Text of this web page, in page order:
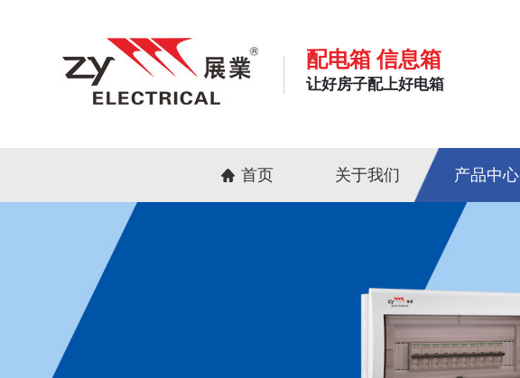
配电箱 信息箱
让好房子配上好电箱
首页 关于我们 产品中心